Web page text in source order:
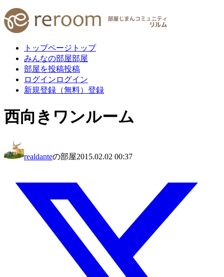
トップページ トップ
みんなの部屋部屋
部屋を投稿投稿
ログイン ログイン
新規登録（無料） 登録
西向きワンルーム
realdanteの部屋2015.02.02 00:37